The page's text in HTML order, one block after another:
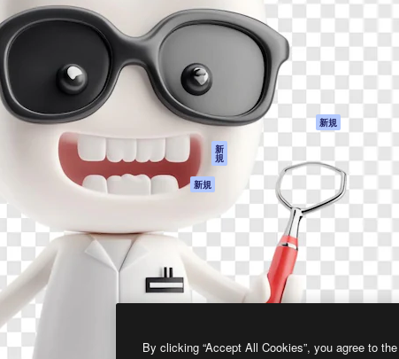
ター、企業、代理
人以上が利用して
AI アシスタント
AI 画像生成ツール
AI 動画生成ツール
AI 音声合成ツール
ストックコンテン
Claude/ChatGPT
向けMCP
新
規
エージェント 新規
モバイルアプリ
すべてのMagnificツ
ール
ドキュメント
サポート
利用規約
プライバシーポリ
シー
オリジナル 新規
クッキーポリシー
トラストセンター
アフィリエイト
法人向け
Company S.L.U.
By clicking “Accept All Cookies”, you agree to